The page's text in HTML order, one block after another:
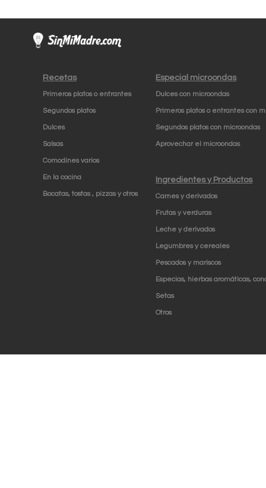
Recetas
Primeros platos o entrantes
Segundos platos
Dulces
Salsas
Comodines varios
En la cocina
Bocatas, tostas , pizzas y otros
Especial microondas
Dulces con microondas
Primeros platos o entrantes con
Segundos platos con microondas
Aprovechar el microondas
Ingredientes y Productos
Carnes y derivados
Frutas y verduras
Leche y derivados
Legumbres y cereales
Pescados y mariscos
Especias, hierbas aromáticas,
Setas
Otros